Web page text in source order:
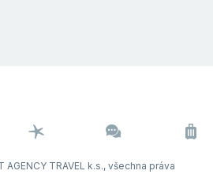
TRAVEL k.s., všechna práva